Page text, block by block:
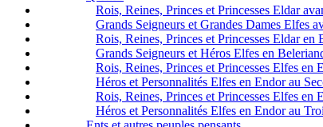
Rois, Reines, Princes et Princesses Eldar
Grands Seigneurs et Grandes Dames Elfes
Rois, Reines, Princes et Princesses Eldar en
Grands Seigneurs et Héros Elfes en
Rois, Reines, Princes et Princesses Elfes en
Héros et Personnalités Elfes en Endor au
Rois, Reines, Princes et Princesses Elfes en
Héros et Personnalités Elfes en Endor au